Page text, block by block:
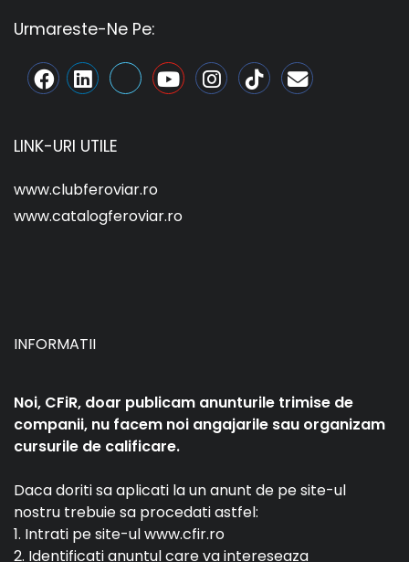
Urmareste-Ne Pe:
LINK-URI UTILE
www.clubferoviar.ro
www.catalogferoviar.ro
INFORMATII
Noi, CFiR, doar publicam anunturile trimise de
companii, nu facem noi angajarile sau organizam
cursurile de calificare.
Daca doriti sa aplicati la un anunt de pe site-ul
nostru trebuie sa procedati astfel:
1. Intrati pe site-ul www.cfir.ro
2. Identificati anuntul care va intereseaza